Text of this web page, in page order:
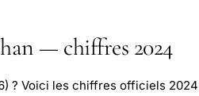
— chiffres 2024
? Voici les chiffres officiels